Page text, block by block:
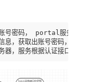
号密码， portal服务器通过
息，获取出账号密码，然后
，服务根据认证接口返回结